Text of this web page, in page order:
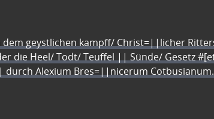
geystlichen kampff/ Christ=||licher
die Heel/ Todt/ Teuffel || Sünde/ Gesetz
Alexium Bres=||nicerum